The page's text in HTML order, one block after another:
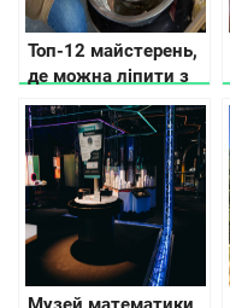
Топ-12 майстерень,
де можна ліпити з
глини в Києві